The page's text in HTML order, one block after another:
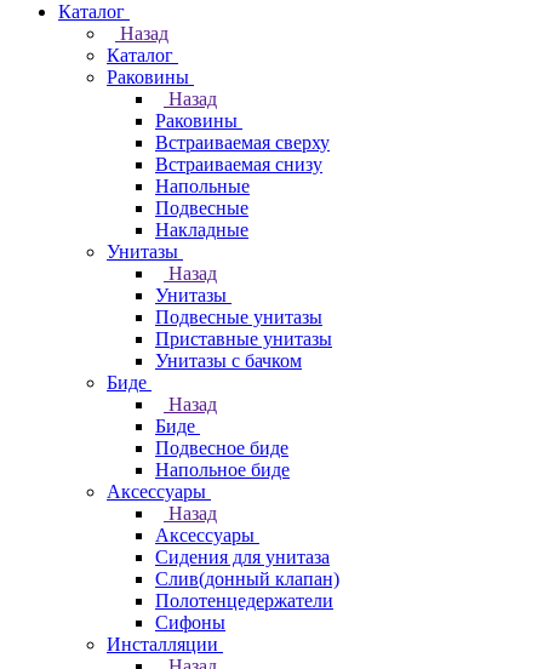
Каталог
Назад
Каталог
Раковины
Назад
Раковины
Встраиваемая сверху
Встраиваемая снизу
Напольные
Подвесные
Накладные
Унитазы
Назад
Унитазы
Подвесные унитазы
Приставные унитазы
Унитазы с бачком
Биде
Назад
Биде
Подвесное биде
Напольное биде
Аксессуары
Назад
Аксессуары
Сидения для унитаза
Слив(донный клапан)
Полотенцедержатели
Сифоны
Инсталляции